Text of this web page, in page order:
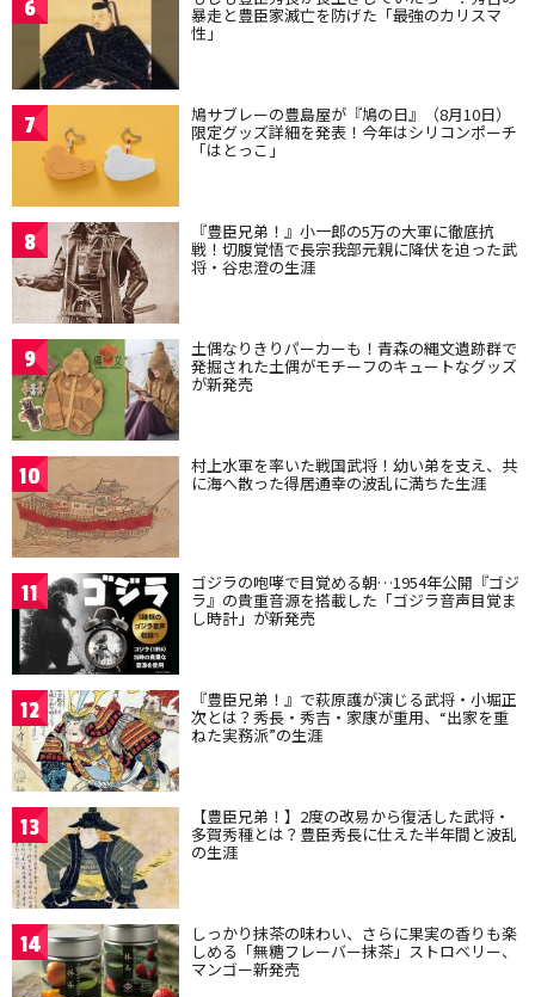
6 暴走と豊臣家滅亡を防げた「最強のカリスマ
性」
7 鳩サブレーの豊島屋が『鳩の日』（8月10日）
限定グッズ詳細を発表！今年はシリコンポーチ
「はとっこ」
8 『豊臣兄弟！』小一郎の5万の大軍に徹底抗
戦！切腹覚悟で長宗我部元親に降伏を迫った武
将・谷忠澄の生涯
9 土偶なりきりパーカーも！青森の縄文遺跡群で
発掘された土偶がモチーフのキュートなグッズ
が新発売
10 村上水軍を率いた戦国武将！幼い弟を支え、共
に海へ散った得居通幸の波乱に満ちた生涯
11 ゴジラの咆哮で目覚める朝…1954年公開『ゴジ
ラ』の貴重音源を搭載した「ゴジラ音声目覚ま
し時計」が新発売
12 『豊臣兄弟！』で萩原護が演じる武将・小堀正
次とは？秀長・秀吉・家康が重用、“出家を重
ねた実務派”の生涯
13 【豊臣兄弟！】2度の改易から復活した武将・
多賀秀種とは？豊臣秀長に仕えた半年間と波乱
の生涯
14 しっかり抹茶の味わい、さらに果実の香りも楽
しめる「無糖フレーバー抹茶」ストロベリー、
マンゴー新発売